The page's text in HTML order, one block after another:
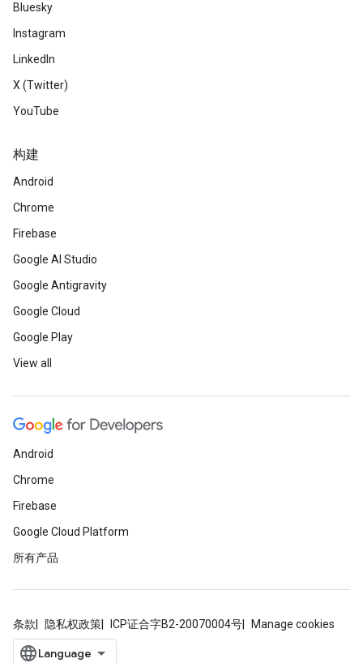
Bluesky
Instagram
LinkedIn
X (Twitter)
YouTube
构建
Android
Chrome
Firebase
Google AI Studio
Google Antigravity
Google Cloud
Google Play
View all
Android
Chrome
Firebase
Google Cloud Platform
所有产品
条款 隐私权政策 ICP证合字B2-20070004号 Manage cookies